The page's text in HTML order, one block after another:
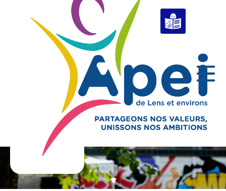
RAPPORT D'ACTIVITÉ 2025
En savoir plus